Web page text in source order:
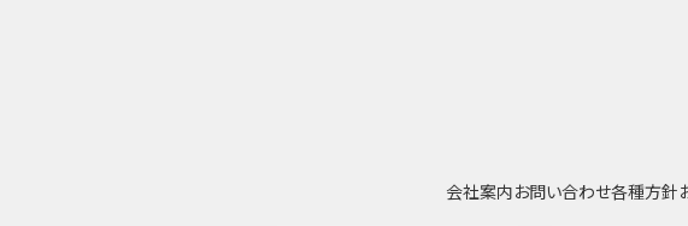
会社案内お問い合わせ各種方針